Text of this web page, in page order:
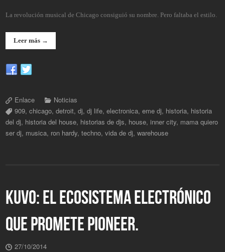
La revolución musical de Chicago consiguió su nombre. Pero faltaba el estilo.
Leer más →
Enlace
Noticias
909,chicago,detroit,dj,dj life,electronica,eme dj, historia, historia
del dj, historia del house, historias de djs, house,inner city, mama quiero
ser dj, musica, ron hardy,techno,vida de dj,warehouse
KUVO: EL ECOSISTEMA ELECTRÓNICO
QUE PROMETE PIONEER.
27/10/2014